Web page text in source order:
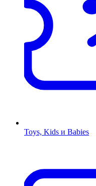
Toys, Kids и Babies